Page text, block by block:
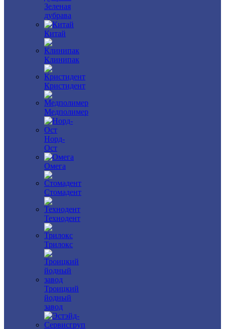
Зеленая
дубрава
Китай
Клинипак
Кристидент
Медполимер
Норд-
Ост
Омега
Стомадент
Технодент
Трилокс
Троицкий
йодный
завод